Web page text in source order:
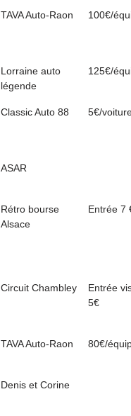
TAVA Auto-Raon 100€/
Lorraine auto
légende
125€/
Classic Auto 88 5€/
ASAR
Rétro bourse
Alsace
Entrée 7
Circuit Chambley
Entrée
5€
TAVA Auto-Raon 80€/
Denis et Corine